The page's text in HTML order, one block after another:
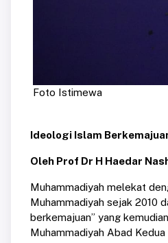
Foto Istimewa
Ideologi Islam
Oleh Prof Dr H Haedar
Muhammadiyah melekat
Muhammadiyah sejak 2010
berkemajuan” yang
Muhammadiyah Abad